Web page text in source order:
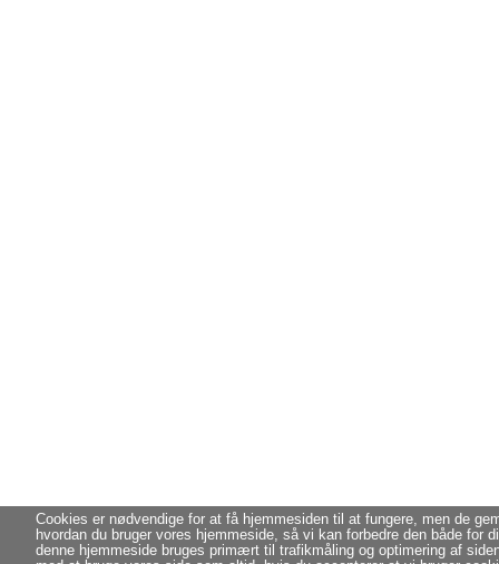
Cookies er nødvendige for at få hjemmesiden til at fungere, men de
hvordan du bruger vores hjemmeside, så vi kan forbedre den både for
denne hjemmeside bruges primært til trafikmåling og optimering af